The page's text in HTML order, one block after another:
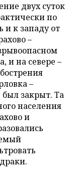
двух суток
по
и к западу от
–
и на севере –
–
закрыт. Та
населения
и